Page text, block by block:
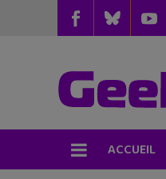
ACCUEIL